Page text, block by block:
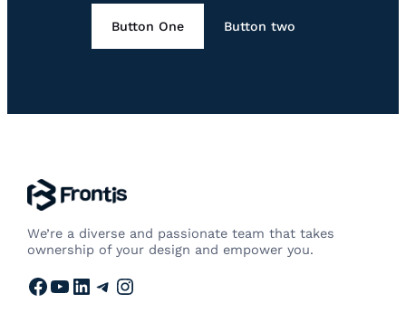
Button One Button two
We’re a diverse and passionate team that takes
ownership of your design and empower you.
Facebook YouTube LinkedIn Telegram Instagram